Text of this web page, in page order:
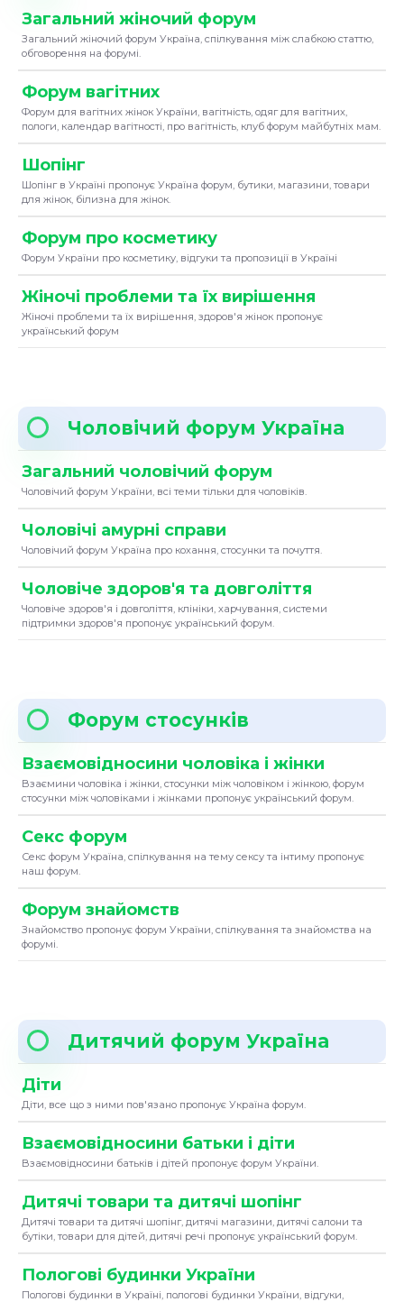
Загальний жіночий форум
Загальний жіночий форум Україна, спілкування між слабкою статтю,
обговорення на форумі.
Форум вагітних
Форум для вагітних жінок України, вагітність, одяг для вагітних,
пологи, календар вагітності, про вагітність, клуб форум майбутніх мам.
Шопінг
Шопінг в Україні пропонує Україна форум, бутики, магазини, товари
для жінок, білизна для жінок.
Форум про косметику
Форум України про косметику, відгуки та пропозиції в Україні
Жіночі проблеми та їх вирішення
Жіночі проблеми та їх вирішення, здоров'я жінок пропонує
український форум
Чоловічий форум Україна
Загальний чоловічий форум
Чоловічий форум України, всі теми тільки для чоловіків.
Чоловічі амурні справи
Чоловічий форум Україна про кохання, стосунки та почуття.
Чоловіче здоров'я та довголіття
Чоловіче здоров'я і довголіття, клініки, харчування, системи
підтримки здоров'я пропонує український форум.
Форум стосунків
Взаємовідносини чоловіка і жінки
Взаємини чоловіка і жінки, стосунки між чоловіком і жінкою, форум
стосунки між чоловіками і жінками пропонує український форум.
Секс форум
Секс форум Україна, спілкування на тему сексу та інтиму пропонує
наш форум.
Форум знайомств
Знайомство пропонує форум України, спілкування та знайомства на
форумі.
Дитячий форум Україна
Діти
Діти, все що з ними пов'язано пропонує Україна форум.
Взаємовідносини батьки і діти
Взаємовідносини батьків і дітей пропонує форум України.
Дитячі товари та дитячі шопінг
Дитячі товари та дитячі шопінг, дитячі магазини, дитячі салони та
бутіки, товари для дітей, дитячі речі пропонує український форум.
Пологові будинки України
Пологові будинки в Україні, пологові будинки України, відгуки,